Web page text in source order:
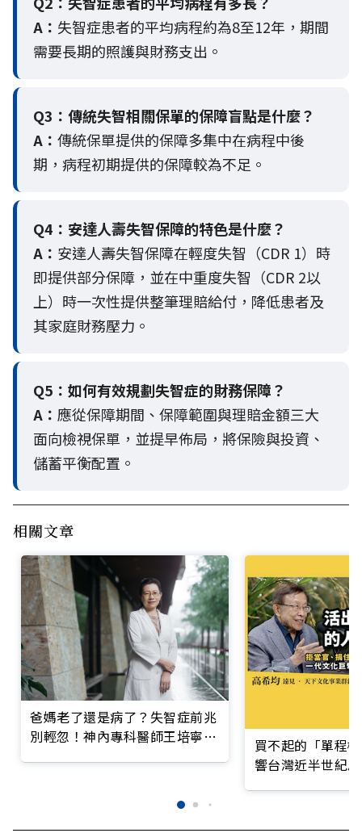
A： 失智症患者的平均病程約為8至12年，期間
需要長期的照護與財務支出。
Q3： 傳統失智相關保單的保障盲點是什麼？
A： 傳統保單提供的保障多集中在病程中後
期，病程初期提供的保障較為不足。
Q4： 安達人壽失智保障的特色是什麼？
A： 安達人壽失智保障在輕度失智（CDR 1）時
即提供部分保障，並在中重度失智（CDR 2以
上）時一次性提供整筆理賠給付，降低患者及
其家庭財務壓力。
Q5： 如何有效規劃失智症的財務保障？
A： 應從保障期間、保障範圍與理賠金額三大
面向檢視保單，並提早佈局，將保險與投資、
儲蓄平衡配置。
相關文章
爸媽老了還是病了？失智症前兆
別輕忽！神內專科醫師王培寧呼
買不起的「單程
響台灣近半世紀